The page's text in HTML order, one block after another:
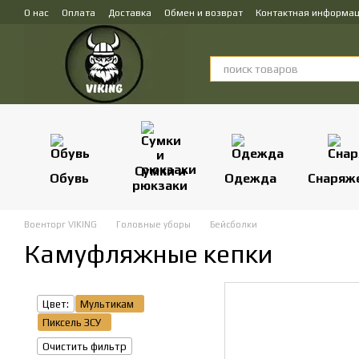
Перейти к основному контенту
О нас Оплата Доставка Обмен и возврат Контактная
Обувь
Сумки и
рюкзаки
Одежда
Военторг VIKING Головные уборы Бейсболки
Камуфляжные кепки
Цвет:
Мультикам
Пиксель ЗСУ
Очистить фильтр